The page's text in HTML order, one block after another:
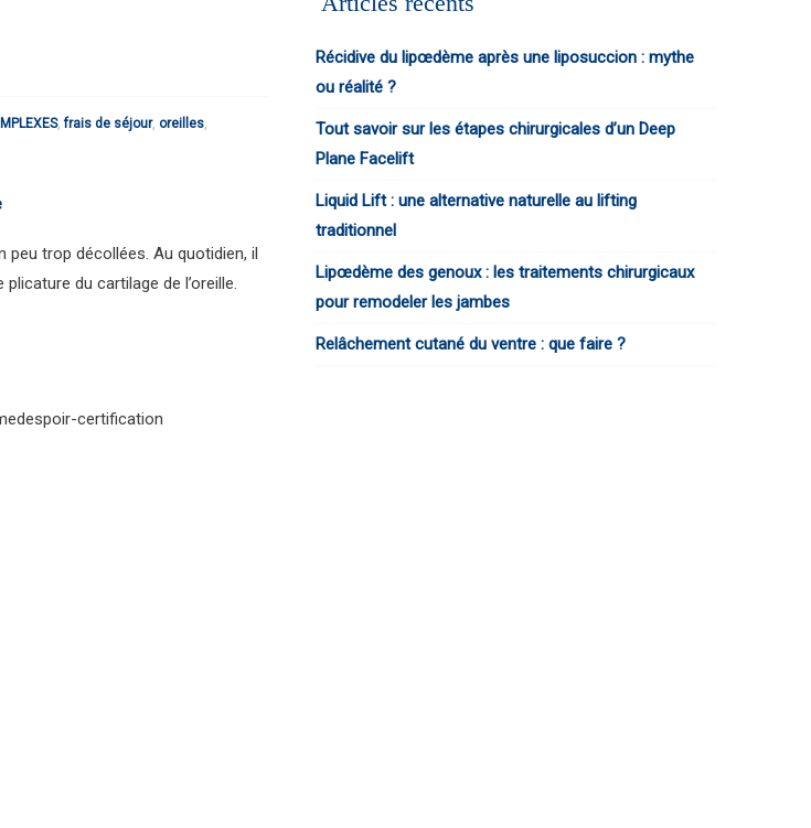
,frais de séjour, oreilles,
peu trop décollées. Au quotidien, il
du cartilage de l’oreille.
Récidive du lipœdème après une liposuccion : mythe
ou réalité ?
Tout savoir sur les étapes chirurgicales d’un Deep
Plane Facelift
Liquid Lift : une alternative naturelle au lifting
traditionnel
Lipœdème des genoux : les traitements chirurgicaux
pour remodeler les jambes
Relâchement cutané du ventre : que faire ?